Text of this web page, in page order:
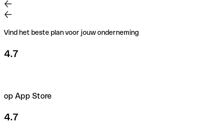
Vind het beste plan voor jouw onderneming
4.7
op App Store
4.7